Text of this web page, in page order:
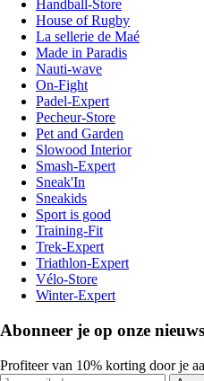
Handball-Store
House of Rugby
La sellerie de Maé
Made in Paradis
Nauti-wave
On-Fight
Padel-Expert
Pecheur-Store
Pet and Garden
Slowood Interior
Smash-Expert
Sneak'In
Sneakids
Sport is good
Training-Fit
Trek-Expert
Triathlon-Expert
Vélo-Store
Winter-Expert
Abonneer je op onze
Profiteer van 10% korting door je